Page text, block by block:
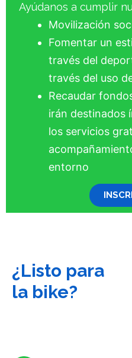
Ayúdanos a cumplir
Movilización
Fomentar un
través del
través del uso
Recaudar
irán destinados
los servicios
entorno
¿Listo para
la bike?